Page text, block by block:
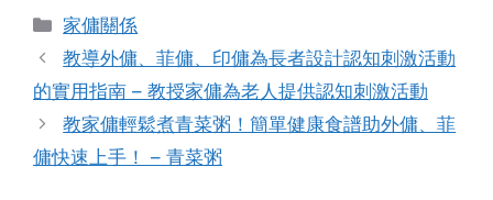
Categories
家傭關係
教導外傭、菲傭、印傭為長者設計認知刺激活動
的實用指南 – 教授家傭為老人提供認知刺激活動
教家傭輕鬆煮青菜粥！簡單健康食譜助外傭、菲
傭快速上手！ – 青菜粥